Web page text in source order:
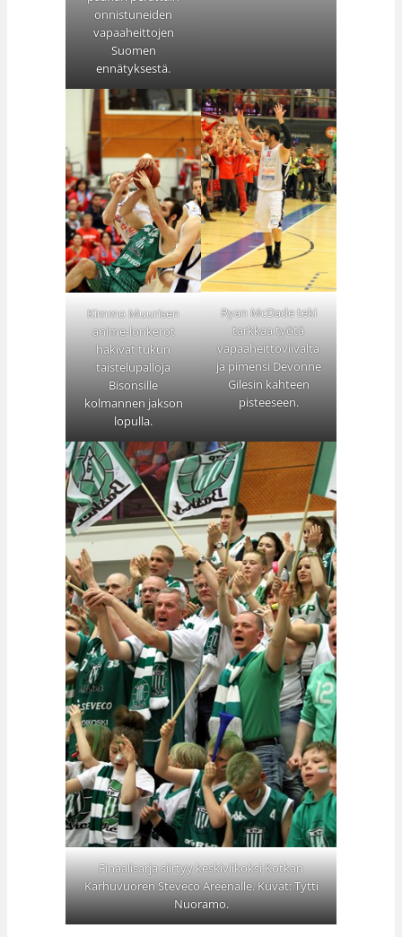
onnistuneiden
vapaaheittojen
Suomen
ennätyksestä.
Kimmo Muurisen
anime-lonkerot
hakivat tukun
taistelupalloja
Bisonsille
kolmannen jakson
lopulla.
Ryan McDade teki
tarkkaa työtä
vapaaheittoviivalta
ja pimensi Devonne
Gilesin kahteen
pisteeseen.
Finaalisarja siirtyy keskiviikoksi Kotkan
Karhuvuoren Steveco Areenalle. Kuvat: Tytti
Nuoramo.